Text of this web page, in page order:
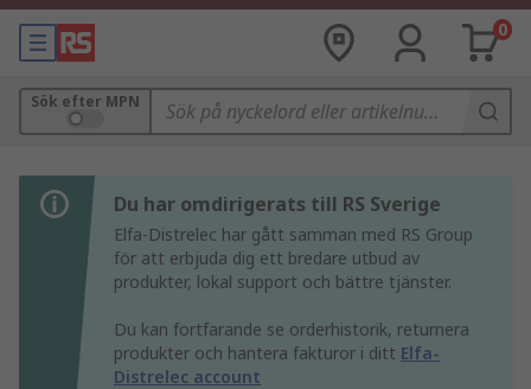
0
Sök efter MPN
Du har omdirigerats till RS Sverige
Elfa-Distrelec har gått samman med RS Group
för att erbjuda dig ett bredare utbud av
produkter, lokal support och bättre tjänster.
Du kan fortfarande se orderhistorik, returnera
produkter och hantera fakturor i ditt Elfa-
Distrelec account